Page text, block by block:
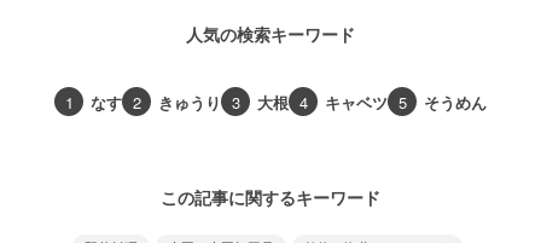
人気の検索キーワード
1 なす 2 きゅうり 3 大根 4 キャベツ 5 そうめん
この記事に関するキーワード